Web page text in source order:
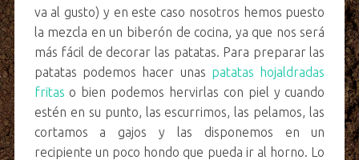
va al gusto) y en este caso nosotros hemos puesto
la mezcla en un biberón de cocina, ya que nos será
más fácil de decorar las patatas. Para preparar las
patatas podemos hacer unas patatas hojaldradas
fritas o bien podemos hervirlas con piel y cuando
estén en su punto, las escurrimos, las pelamos, las
cortamos a gajos y las disponemos en un
recipiente un poco hondo que pueda ir al horno. Lo